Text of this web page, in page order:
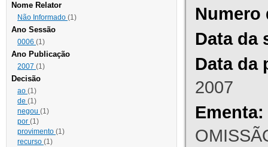
Nome Relator
Não Informado (1)
Ano Sessão
0006 (1)
Ano Publicação
2007 (1)
Decisão
ao (1)
de (1)
negou (1)
por (1)
provimento (1)
recurso (1)
Numero
Data da
Data da
2007
Ementa: